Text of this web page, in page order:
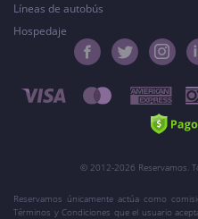
Líneas de autobús
Hospedaje
© 2012-2026 Reservamos.
Reservamos únicamente actúa como
Términos y Condiciones que el usuario